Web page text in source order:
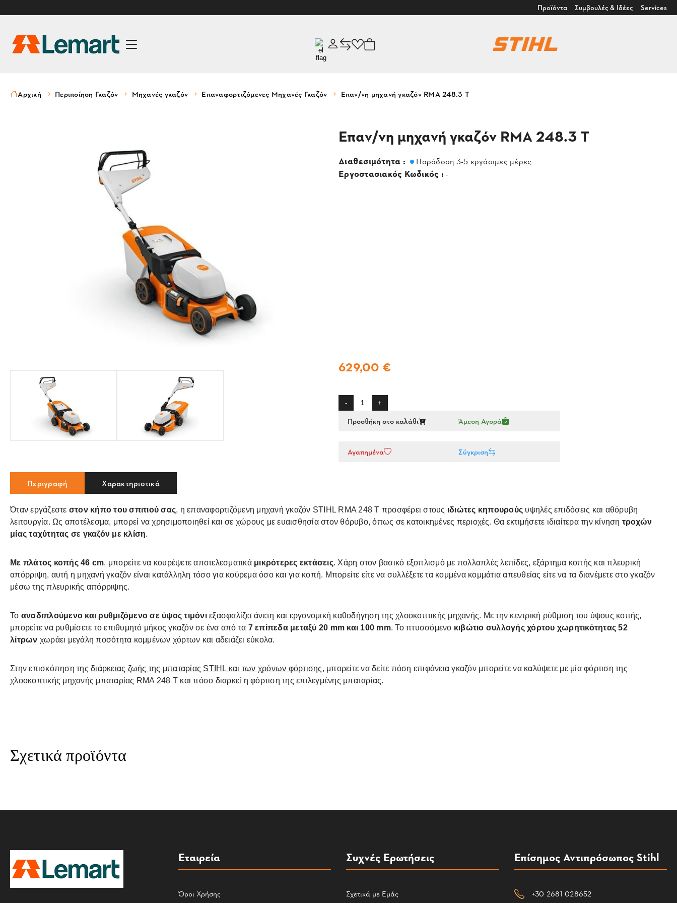
Προϊόντα Συμβουλές & Ιδέες Services
Αρχική Περιποίηση Γκαζόν Μηχανές γκαζόν Επαναφορτιζόμενες Μηχανές Γκαζόν Επαν/νη μηχανή γκαζόν RMA 248.3 T
Επαν/νη μηχανή γκαζόν RMA 248.3 T
Διαθεσιμότητα : Παράδοση 3-5 εργάσιμες μέρες
Εργοστασιακός Κωδικός : -
629,00 €
- +
Προσθήκη στο καλάθι Άμεση Αγορά
Αγαπημένα Σύγκριση
Περιγραφή Χαρακτηριστικά
Όταν εργάζεστε στον κήπο του σπιτιού σας, η επαναφορτιζόμενη μηχανή γκαζόν STIHL RMA 248 T προσφέρει στους ιδιώτες κηπουρούς υψηλές επιδόσεις και αθόρυβη
λειτουργία. Ως αποτέλεσμα, μπορεί να χρησιμοποιηθεί και σε χώρους με ευαισθησία στον θόρυβο, όπως σε κατοικημένες περιοχές. Θα εκτιμήσετε ιδιαίτερα την κίνηση τροχών
μίας ταχύτητας σε γκαζόν με κλίση.
Με πλάτος κοπής 46 cm, μπορείτε να κουρέψετε αποτελεσματικά μικρότερες εκτάσεις. Χάρη στον βασικό εξοπλισμό με πολλαπλές λεπίδες, εξάρτημα κοπής και πλευρική
απόρριψη, αυτή η μηχανή γκαζόν είναι κατάλληλη τόσο για κούρεμα όσο και για κοπή. Μπορείτε είτε να συλλέξετε τα κομμένα κομμάτια απευθείας είτε να τα διανέμετε στο γκαζόν
μέσω της πλευρικής απόρριψης.
Το αναδιπλούμενο και ρυθμιζόμενο σε ύψος τιμόνι εξασφαλίζει άνετη και εργονομική καθοδήγηση της χλοοκοπτικής μηχανής. Με την κεντρική ρύθμιση του ύψους κοπής,
μπορείτε να ρυθμίσετε το επιθυμητό μήκος γκαζόν σε ένα από τα 7 επίπεδα μεταξύ 20 mm και 100 mm. Το πτυσσόμενο κιβώτιο συλλογής χόρτου χωρητικότητας 52
λίτρων χωράει μεγάλη ποσότητα κομμένων χόρτων και αδειάζει εύκολα.
Στην επισκόπηση της διάρκειας ζωής της μπαταρίας STIHL και των χρόνων φόρτισης, μπορείτε να δείτε πόση επιφάνεια γκαζόν μπορείτε να καλύψετε με μία φόρτιση της
χλοοκοπτικής μηχανής μπαταρίας RMA 248 T και πόσο διαρκεί η φόρτιση της επιλεγμένης μπαταρίας.
Σχετικά προϊόντα
Εταιρεία
Όροι Χρήσης
Συχνές Ερωτήσεις
Σχετικά με Εμάς
Επίσημος Αντιπρόσωπος Stihl
+30 2681 028652